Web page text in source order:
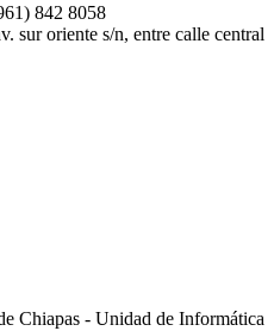
842 8058
sur oriente s/n, entre calle central
Chiapas - Unidad de Informática